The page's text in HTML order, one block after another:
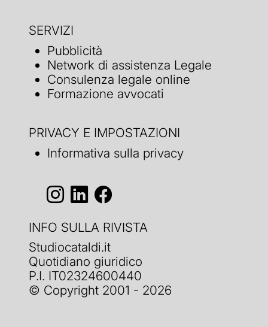
SERVIZI
Pubblicità
Network di assistenza Legale
Consulenza legale online
Formazione avvocati
PRIVACY E IMPOSTAZIONI
Informativa sulla privacy
INFO SULLA RIVISTA
Studiocataldi.it
Quotidiano giuridico
P.I. IT02324600440
© Copyright 2001 - 2026